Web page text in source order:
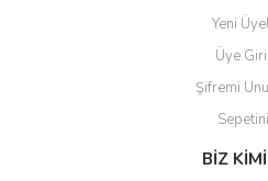
Gönder
Yeni
Üye
Şifremi
BİZ